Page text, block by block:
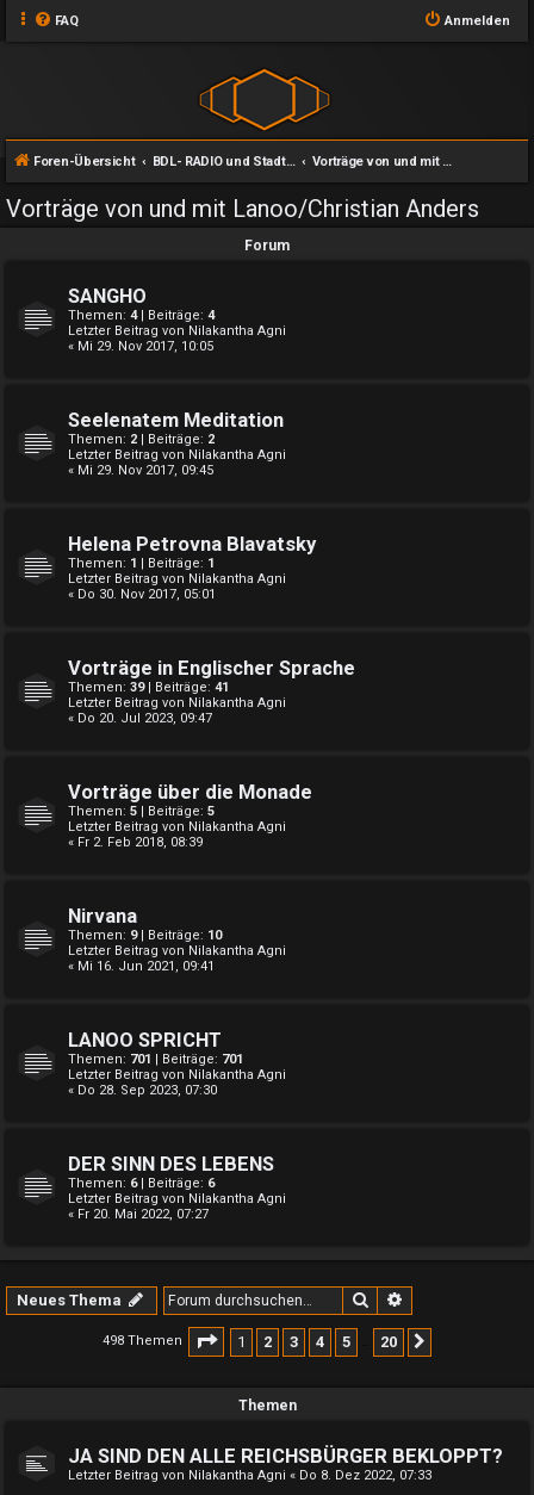
FAQ Anmelden
Foren-Übersicht BDL- RADIO und Stadt des Lichts Vorträge von und mit Lanoo/Christian Anders
Vorträge von und mit Lanoo/Christian Anders
Forum
SANGHO
Themen: 4| Beiträge: 4
Letzter Beitrag von Nilakantha Agni
« Mi 29. Nov 2017, 10:05
Seelenatem Meditation
Themen: 2 | Beiträge: 2
Letzter Beitrag von Nilakantha Agni
« Mi 29. Nov 2017, 09:45
Helena Petrovna Blavatsky
Themen: 1 | Beiträge: 1
Letzter Beitrag von Nilakantha Agni
« Do 30. Nov 2017, 05:01
Vorträge in Englischer Sprache
Themen: 39| Beiträge: 41
Letzter Beitrag von Nilakantha Agni
« Do 20. Jul 2023, 09:47
Vorträge über die Monade
Themen: 5 | Beiträge: 5
Letzter Beitrag von Nilakantha Agni
« Fr 2. Feb 2018, 08:39
Nirvana
Themen: 9| Beiträge: 10
Letzter Beitrag von Nilakantha Agni
« Mi 16. Jun 2021, 09:41
LANOO SPRICHT
Themen: 701 | Beiträge: 701
Letzter Beitrag von Nilakantha Agni
« Do 28. Sep 2023, 07:30
DER SINN DES LEBENS
Themen: 6| Beiträge: 6
Letzter Beitrag von Nilakantha Agni
« Fr 20. Mai 2022, 07:27
Neues Thema Suche
498 Themen Seite 1von 20
1 2 3 4 5 20
Themen
JA SIND DEN ALLE REICHSBÜRGER BEKLOPPT?
Letzter Beitrag von Nilakantha Agni « Do 8. Dez 2022, 07:33